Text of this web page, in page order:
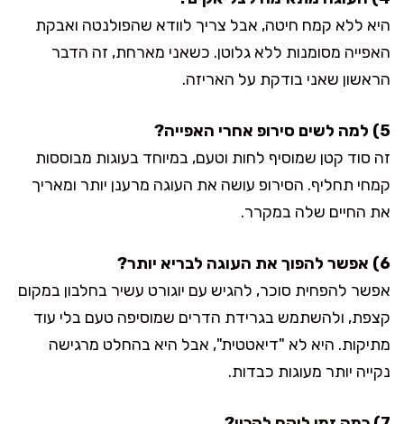
היא ללא קמח חיטה, אבל צריך לוודא שהפולנטה ואבקת
האפייה מסומנות ללא גלוטן. כשאני מארחת, זה הדבר
הראשון שאני בודקת על האריזה.
5) למה לשים סירופ אחרי האפייה?
זה סוד קטן שמוסיף לחות וטעם, במיוחד בעוגות מבוססות
קמחי תחליף. הסירופ עושה את העוגה מרענן יותר ומאריך
את החיים שלה במקרר.
6) אפשר להפוך את העוגה לבריא יותר?
אפשר להפחית סוכר, להגיש עם יוגורט עשיר בחלבון במקום
קצפת, ולהשתמש בגרידת הדרים שמוסיפה טעם בלי עוד
מתיקות. היא לא "דיאטטית", אבל היא בהחלט מרגישה
נקייה יותר מעוגות כבדות.